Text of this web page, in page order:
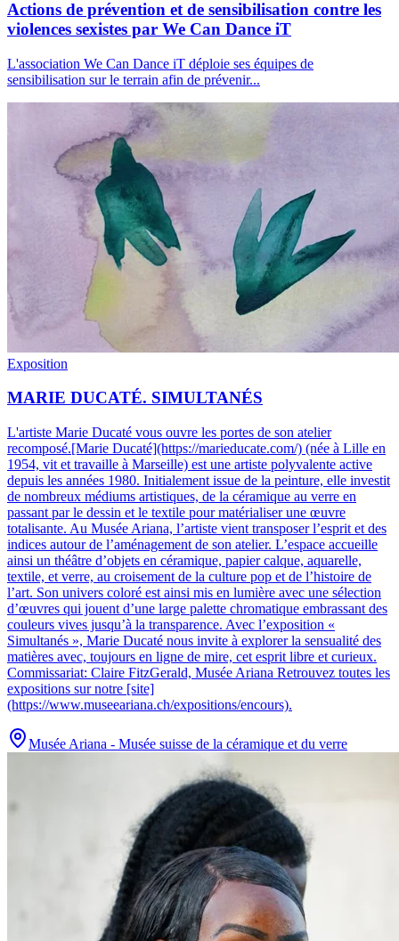
Actions de prévention et de sensibilisation contre les
violences sexistes par We Can Dance iT
L'association We Can Dance iT déploie ses équipes de
sensibilisation sur le terrain afin de prévenir...
Exposition
MARIE DUCATÉ. SIMULTANÉS
L'artiste Marie Ducaté vous ouvre les portes de son atelier
recomposé.[Marie Ducaté](https://marieducate.com/) (née à Lille en
1954, vit et travaille à Marseille) est une artiste polyvalente active
depuis les années 1980. Initialement issue de la peinture, elle investit
de nombreux médiums artistiques, de la céramique au verre en
passant par le dessin et le textile pour matérialiser une œuvre
totalisante. Au Musée Ariana, l’artiste vient transposer l’esprit et des
indices autour de l’aménagement de son atelier. L’espace accueille
ainsi un théâtre d’objets en céramique, papier calque, aquarelle,
textile, et verre, au croisement de la culture pop et de l’histoire de
l’art. Son univers coloré est ainsi mis en lumière avec une sélection
d’œuvres qui jouent d’une large palette chromatique embrassant des
couleurs vives jusqu’à la transparence. Avec l’exposition «
Simultanés », Marie Ducaté nous invite à explorer la sensualité des
matières avec, toujours en ligne de mire, cet esprit libre et curieux.
Commissariat: Claire FitzGerald, Musée Ariana Retrouvez toutes les
expositions sur notre [site]
(https://www.museeariana.ch/expositions/encours).
Musée Ariana - Musée suisse de la céramique et du verre